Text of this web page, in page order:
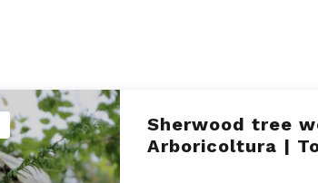
Sherwood tree
Arboricoltura |